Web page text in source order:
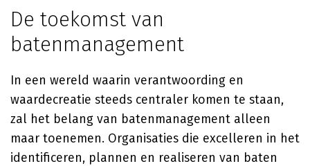
De toekomst van
batenmanagement
In een wereld waarin verantwoording en
waardecreatie steeds centraler komen te staan,
zal het belang van batenmanagement alleen
maar toenemen. Organisaties die excelleren in het
identificeren, plannen en realiseren van baten